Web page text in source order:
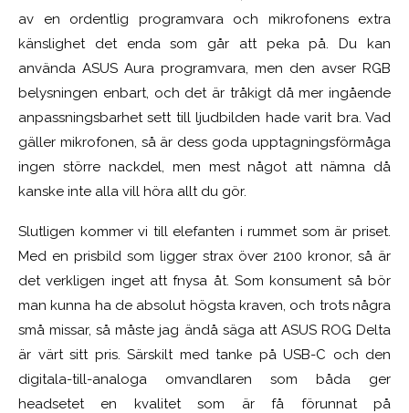
av en ordentlig programvara och mikrofonens extra
känslighet det enda som går att peka på. Du kan
använda ASUS Aura programvara, men den avser RGB
belysningen enbart, och det är tråkigt då mer ingående
anpassningsbarhet sett till ljudbilden hade varit bra. Vad
gäller mikrofonen, så är dess goda upptagningsförmåga
ingen större nackdel, men mest något att nämna då
kanske inte alla vill höra allt du gör.
Slutligen kommer vi till elefanten i rummet som är priset.
Med en prisbild som ligger strax över 2100 kronor, så är
det verkligen inget att fnysa åt. Som konsument så bör
man kunna ha de absolut högsta kraven, och trots några
små missar, så måste jag ändå säga att ASUS ROG Delta
är värt sitt pris. Särskilt med tanke på USB-C och den
digitala-till-analoga omvandlaren som båda ger
headsetet en kvalitet som är få förunnat på